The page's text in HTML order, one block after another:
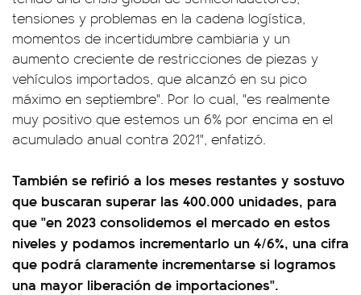
tensiones y problemas en la cadena logística,
momentos de incertidumbre cambiaria y un
aumento creciente de restricciones de piezas y
vehículos importados, que alcanzó en su pico
máximo en septiembre". Por lo cual, "es realmente
muy positivo que estemos un 6% por encima en el
acumulado anual contra 2021", enfatizó.
También se refirió a los meses restantes y sostuvo
que buscaran superar las 400.000 unidades, para
que "en 2023 consolidemos el mercado en estos
niveles y podamos incrementarlo un 4/6%, una cifra
que podrá claramente incrementarse si logramos
una mayor liberación de importaciones".